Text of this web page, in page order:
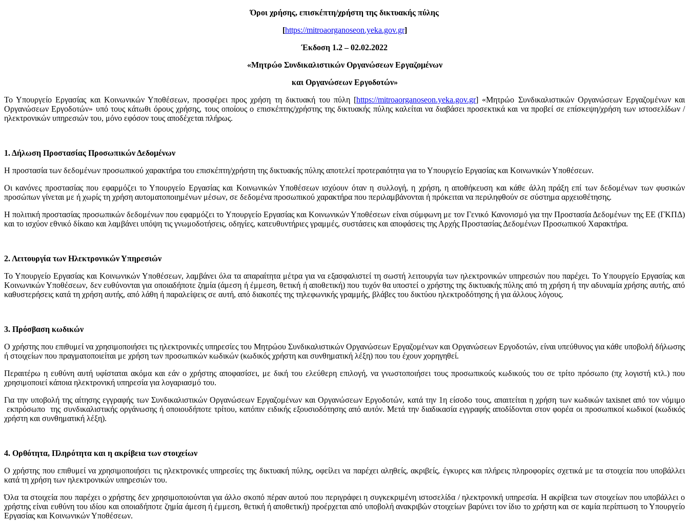
Όροι χρήσης, επισκέπτη/χρήστη της δικτυακής πύλης
[https://mitroaorganoseon.yeka.gov.gr]
Έκδοση 1.2 – 02.02.2022
«Μητρώο Συνδικαλιστικών Οργανώσεων Εργαζομένων
και Οργανώσεων Εργοδοτών»
Το Υπουργείο Εργασίας και Κοινωνικών Υποθέσεων, προσφέρει προς χρήση τη δικτυακή του πύλη [https://mitroaorganoseon.yeka.gov.gr] «Μητρώο Συνδικαλιστικών Οργανώσεων Εργαζομένων και
Οργανώσεων Εργοδοτών» υπό τους κάτωθι όρους χρήσης, τους οποίους ο επισκέπτης/χρήστης της δικτυακής πύλης καλείται να διαβάσει προσεκτικά και να προβεί σε επίσκεψη/χρήση των ιστοσελίδων /
ηλεκτρονικών υπηρεσιών του, μόνο εφόσον τους αποδέχεται πλήρως.
1. Δήλωση Προστασίας Προσωπικών Δεδομένων
H προστασία των δεδομένων προσωπικού χαρακτήρα του επισκέπτη/χρήστη της δικτυακής πύλης αποτελεί προτεραιότητα για το Υπουργείο Εργασίας και Κοινωνικών Υποθέσεων.
Οι κανόνες προστασίας που εφαρμόζει το Υπουργείο Εργασίας και Κοινωνικών Υποθέσεων ισχύουν όταν η συλλογή, η χρήση, η αποθήκευση και κάθε άλλη πράξη επί των δεδομένων των φυσικών
προσώπων γίνεται με ή χωρίς τη χρήση αυτοματοποιημένων μέσων, σε δεδομένα προσωπικού χαρακτήρα που περιλαμβάνονται ή πρόκειται να περιληφθούν σε σύστημα αρχειοθέτησης.
Η πολιτική προστασίας προσωπικών δεδομένων που εφαρμόζει το Υπουργείο Εργασίας και Κοινωνικών Υποθέσεων είναι σύμφωνη με τον Γενικό Κανονισμό για την Προστασία Δεδομένων της ΕΕ (ΓΚΠΔ)
και το ισχύον εθνικό δίκαιο και λαμβάνει υπόψη τις γνωμοδοτήσεις, οδηγίες, κατευθυντήριες γραμμές, συστάσεις και αποφάσεις της Αρχής Προστασίας Δεδομένων Προσωπικού Χαρακτήρα.
2. Λειτουργία των Ηλεκτρονικών Υπηρεσιών
Το Υπουργείο Εργασίας και Κοινωνικών Υποθέσεων, λαμβάνει όλα τα απαραίτητα μέτρα για να εξασφαλιστεί τη σωστή λειτουργία των ηλεκτρονικών υπηρεσιών που παρέχει. Το Υπουργείο Εργασίας και
Κοινωνικών Υποθέσεων, δεν ευθύνονται για οποιαδήποτε ζημία (άμεση ή έμμεση, θετική ή αποθετική) που τυχόν θα υποστεί ο χρήστης της δικτυακής πύλης από τη χρήση ή την αδυναμία χρήσης αυτής, από
καθυστερήσεις κατά τη χρήση αυτής, από λάθη ή παραλείψεις σε αυτή, από διακοπές της τηλεφωνικής γραμμής, βλάβες του δικτύου ηλεκτροδότησης ή για άλλους λόγους.
3. Πρόσβαση κωδικών
Ο χρήστης που επιθυμεί να χρησιμοποιήσει τις ηλεκτρονικές υπηρεσίες του Μητρώου Συνδικαλιστικών Οργανώσεων Εργαζομένων και Οργανώσεων Εργοδοτών, είναι υπεύθυνος για κάθε υποβολή δήλωσης
ή στοιχείων που πραγματοποιείται με χρήση των προσωπικών κωδικών (κωδικός χρήστη και συνθηματική λέξη) που του έχουν χορηγηθεί.
Περαιτέρω η ευθύνη αυτή υφίσταται ακόμα και εάν ο χρήστης αποφασίσει, με δική του ελεύθερη επιλογή, να γνωστοποιήσει τους προσωπικούς κωδικούς του σε τρίτο πρόσωπο (πχ λογιστή κτλ.) που
χρησιμοποιεί κάποια ηλεκτρονική υπηρεσία για λογαριασμό του.
Για την υποβολή της αίτησης εγγραφής των Συνδικαλιστικών Οργανώσεων Εργαζομένων και Οργανώσεων Εργοδοτών, κατά την 1η είσοδο τους, απαιτείται η χρήση των κωδικών taxisnet από τον νόμιμο
εκπρόσωπο της συνδικαλιστικής οργάνωσης ή οποιουδήποτε τρίτου, κατόπιν ειδικής εξουσιοδότησης από αυτόν. Μετά την διαδικασία εγγραφής αποδίδονται στον φορέα οι προσωπικοί κωδικοί (κωδικός
χρήστη και συνθηματική λέξη).
4. Ορθότητα, Πληρότητα και η ακρίβεια των στοιχείων
Ο χρήστης που επιθυμεί να χρησιμοποιήσει τις ηλεκτρονικές υπηρεσίες της δικτυακή πύλης, οφείλει να παρέχει αληθείς, ακριβείς, έγκυρες και πλήρεις πληροφορίες σχετικά με τα στοιχεία που υποβάλλει
κατά τη χρήση των ηλεκτρονικών υπηρεσιών του.
Όλα τα στοιχεία που παρέχει ο χρήστης δεν χρησιμοποιούνται για άλλο σκοπό πέραν αυτού που περιγράφει η συγκεκριμένη ιστοσελίδα / ηλεκτρονική υπηρεσία. Η ακρίβεια των στοιχείων που υποβάλλει ο
χρήστης είναι ευθύνη του ιδίου και οποιαδήποτε ζημία άμεση ή έμμεση, θετική ή αποθετική) προέρχεται από υποβολή ανακριβών στοιχείων βαρύνει τον ίδιο το χρήστη και σε καμία περίπτωση το Υπουργείο
Εργασίας και Κοινωνικών Υποθέσεων.